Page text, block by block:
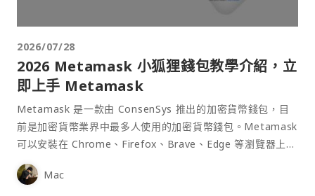
2026/07/28
2026 Metamask 小狐狸錢包教學介紹，立
即上手 Metamask
Metamask 是一款由 ConsenSys 推出的加密貨幣錢包，目
前是加密貨幣業界中最多人使用的加密貨幣錢包。Metamask
可以安裝在 Chrome、Firefox、Brave、Edge 等瀏覽器上作
為插件使用，具備許多功能且使用上非常方便。
Mac